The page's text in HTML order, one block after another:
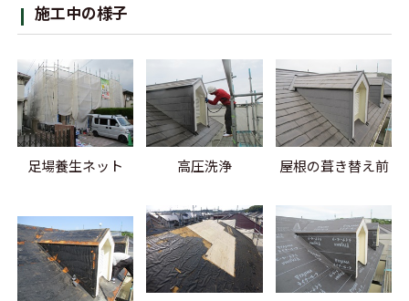
施工中の様子
足場養生ネット 高圧洗浄 屋根の葺き替え前